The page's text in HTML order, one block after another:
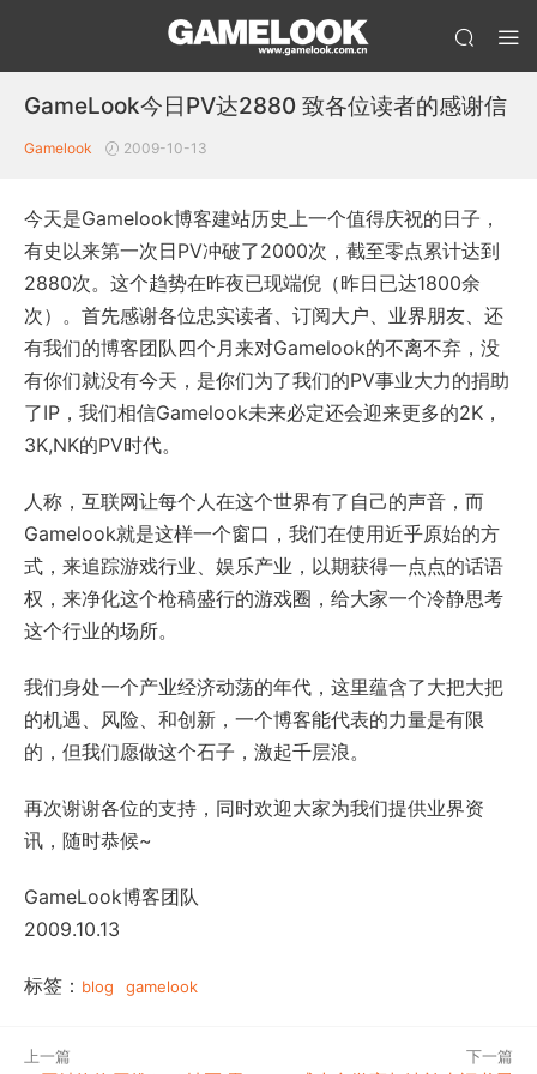
GameLook今日PV达2880 致各位读者的感谢信
Gamelook 2009-10-13
今天是Gamelook博客建站历史上一个值得庆祝的日子，
有史以来第一次日PV冲破了2000次，截至零点累计达到
2880次。这个趋势在昨夜已现端倪（昨日已达1800余
次）。首先感谢各位忠实读者、订阅大户、业界朋友、还
有我们的博客团队四个月来对Gamelook的不离不弃，没
有你们就没有今天，是你们为了我们的PV事业大力的捐助
了IP，我们相信Gamelook未来必定还会迎来更多的2K，
3K,NK的PV时代。
人称，互联网让每个人在这个世界有了自己的声音，而
Gamelook就是这样一个窗口，我们在使用近乎原始的方
式，来追踪游戏行业、娱乐产业，以期获得一点点的话语
权，来净化这个枪稿盛行的游戏圈，给大家一个冷静思考
这个行业的场所。
我们身处一个产业经济动荡的年代，这里蕴含了大把大把
的机遇、风险、和创新，一个博客能代表的力量是有限
的，但我们愿做这个石子，激起千层浪。
再次谢谢各位的支持，同时欢迎大家为我们提供业界资
讯，随时恭候~
GameLook博客团队
2009.10.13
标签： blog gamelook
上一篇 下一篇